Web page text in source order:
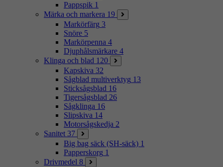
Pappspik 1
Märka och markera 19
Markörfärg 3
Snöre 5
Markörpenna 4
Djuphålsmärkare 4
Klinga och blad 120
Kapskiva 32
Sågblad multiverktyg 13
Sticksågsblad 16
Tigersågsblad 26
Sågklinga 16
Slipskiva 14
Motorsågskedja 2
Sanitet 37
Big bag säck (SH-säck) 1
Papperskorg 1
Drivmedel 8